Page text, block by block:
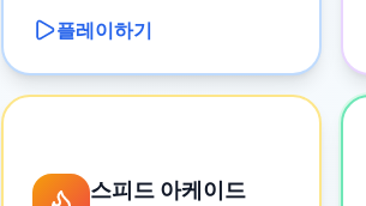
플레이하기
스피드 아케이드